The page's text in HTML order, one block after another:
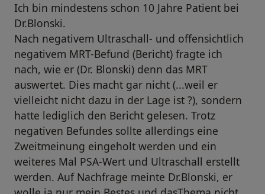
Ich bin mindestens schon 10 Jahre Patient bei
Dr.Blonski.
Nach negativem Ultraschall- und offensichtlich
negativem MRT-Befund (Bericht) fragte ich
nach, wie er (Dr. Blonski) denn das MRT
auswertet. Dies macht gar nicht (...weil er
vielleicht nicht dazu in der Lage ist ?), sondern
hatte lediglich den Bericht gelesen. Trotz
negativen Befundes sollte allerdings eine
Zweitmeinung eingeholt werden und ein
weiteres Mal PSA-Wert und Ultraschall erstellt
werden. Auf Nachfrage meinte Dr.Blonski, er